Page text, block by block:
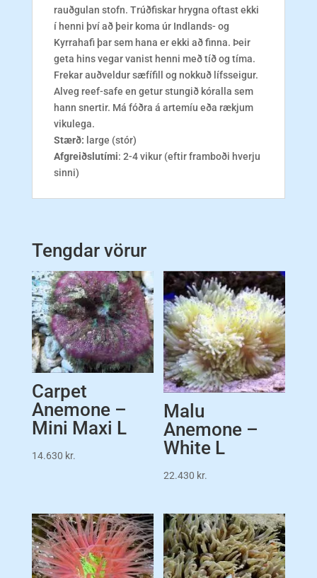
rauðgulan stofn. Trúðfiskar hrygna oftast ekki
í henni því að þeir koma úr Indlands- og
Kyrrahafi þar sem hana er ekki að finna. Þeir
geta hins vegar vanist henni með tíð og tíma.
Frekar auðveldur sæfífill og nokkuð lífsseigur.
Alveg reef-safe en getur stungið kóralla sem
hann snertir. Má fóðra á artemíu eða rækjum
vikulega.
Stærð: large (stór)
Afgreiðslutími: 2-4 vikur (eftir framboði hverju
sinni)
Tengdar vörur
Carpet
Anemone –
Mini Maxi L
14.630 kr.
Malu
Anemone –
White L
22.430 kr.